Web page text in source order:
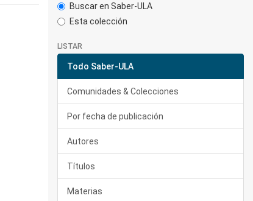
Buscar en Saber-ULA
Esta colección
LISTAR
Todo Saber-ULA
Comunidades & Colecciones
Por fecha de publicación
Autores
Títulos
Materias